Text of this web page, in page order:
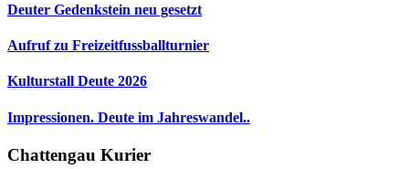
Deuter Gedenkstein neu gesetzt
Aufruf zu Freizeitfussballturnier
Kulturstall Deute 2026
Impressionen. Deute im Jahreswandel..
Chattengau Kurier